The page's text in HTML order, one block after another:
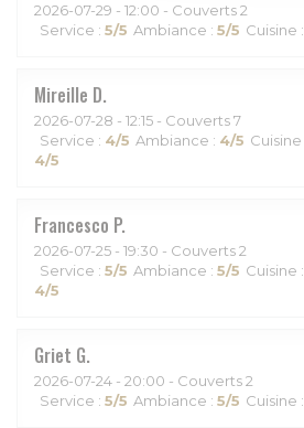
2026-07-29 - 12:00 - Couverts 2
Service : 5/5 Ambiance : 5/5 Cuisine :
Mireille D
2026-07-28 - 12:15 - Couverts 7
Service : 4/5 Ambiance : 4/5 Cuisine
4/5
Francesco P
2026-07-25 - 19:30 - Couverts 2
Service : 5/5 Ambiance : 5/5 Cuisine :
4/5
Griet G
2026-07-24 - 20:00 - Couverts 2
Service : 5/5 Ambiance : 5/5 Cuisine :